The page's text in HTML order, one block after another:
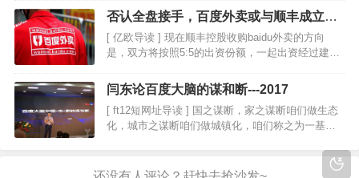
润来源：一本财经，已授权『互联网的一些事』，
转载请联系作者。在“流量为王”的时代，流量在某种
意义上，就…
否认全盘接手，百度外卖或与顺丰成立合
资公司
[ 亿欧导读 ] 现在顺丰控股收购baidu外卖的方向
是，双方将按照5:5的出资份额，一起出资经过建立
数。一位接近交易的人士表示：“之所以不会全盘接
手baidu外卖，主要是因为顺丰以为全资…
闫东论百度大脑的谋和断---2017
[ ft12短网址导读 ] 国之谋断，家之谋断咱们做生态
化，城市之谋断咱们做城镇化，咱们称之为一基地
造。家事国务天下事，离不开大数据的有备无患，
也离不开人工智能的抓住时机。将来智能和工业…